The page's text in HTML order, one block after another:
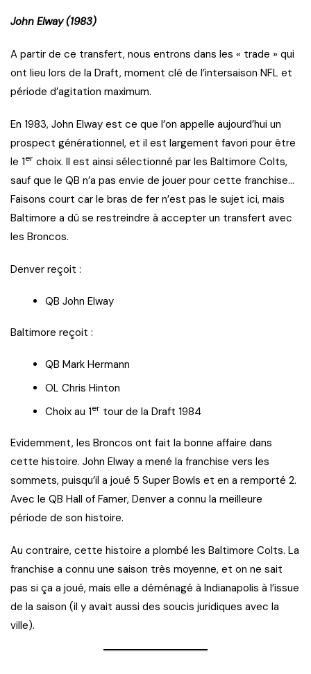
John Elway (1983)
A partir de ce transfert, nous entrons dans les « trade » qui
ont lieu lors de la Draft, moment clé de l’intersaison NFL et
période d’agitation maximum.
En 1983, John Elway est ce que l’on appelle aujourd’hui un
prospect générationnel, et il est largement favori pour être
le 1er choix. Il est ainsi sélectionné par les Baltimore Colts,
sauf que le QB n’a pas envie de jouer pour cette franchise…
Faisons court car le bras de fer n’est pas le sujet ici, mais
Baltimore a dû se restreindre à accepter un transfert avec
les Broncos.
Denver reçoit :
QB John Elway
Baltimore reçoit :
QB Mark Hermann
OL Chris Hinton
Choix au 1er tour de la Draft 1984
Evidemment, les Broncos ont fait la bonne affaire dans
cette histoire. John Elway a mené la franchise vers les
sommets, puisqu’il a joué 5 Super Bowls et en a remporté 2.
Avec le QB Hall of Famer, Denver a connu la meilleure
période de son histoire.
Au contraire, cette histoire a plombé les Baltimore Colts. La
franchise a connu une saison très moyenne, et on ne sait
pas si ça a joué, mais elle a déménagé à Indianapolis à l’issue
de la saison (il y avait aussi des soucis juridiques avec la
ville).